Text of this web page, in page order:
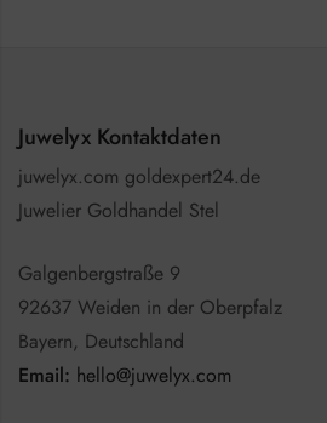
Juwelyx Kontaktdaten
juwelyx.com goldexpert24.de
Juwelier Goldhandel Stel
Galgenbergstraße 9
92637 Weiden in der Oberpfalz
Bayern, Deutschland
Email: hello@juwelyx.com